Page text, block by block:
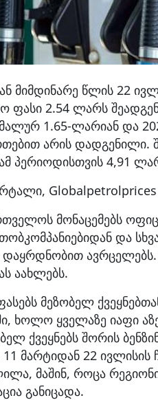
მიმდინარე წლის 22
ფასი 2.54 ლარს
1.65-ლარიან და
არის დადგენილი.
პერიოდისთვის 4,91
Globalpetrolprices
მონაცემებს
და
დაყრდნობით
აახლებს.
მეზობელ
ხოლო ყველაზე იაფი
ქვეყნებს შორის
მარტიდან 22
მაშინ, როცა
განიცადა.